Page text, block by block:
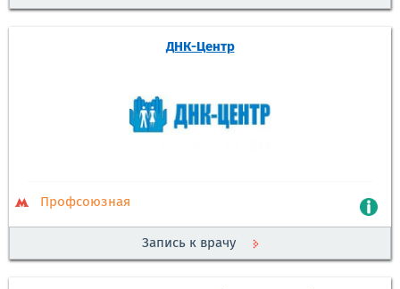
ДНК-Центр
Профсоюзная
Запись к врачу